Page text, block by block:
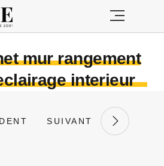
mur rangement
interieur
SUIVANT